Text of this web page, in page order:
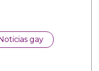
Noticias gay